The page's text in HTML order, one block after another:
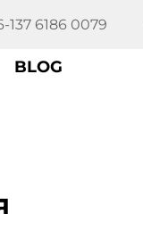
137 6186 0079
BLOG